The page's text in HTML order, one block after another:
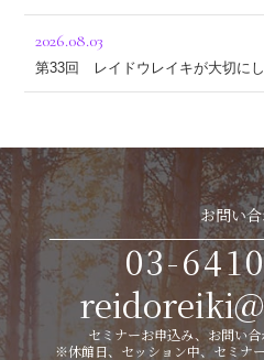
2026.08.03
第33回 レイドウレイキが大切に
お問い
03-
セミナーお申込み、お問い
※休館日、セッション中、セミナ